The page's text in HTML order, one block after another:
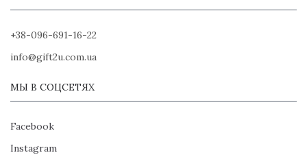
+38-096-691-16-22
info@gift2u.com.ua
МЫ В СОЦСЕТЯХ
Facebook
Instagram